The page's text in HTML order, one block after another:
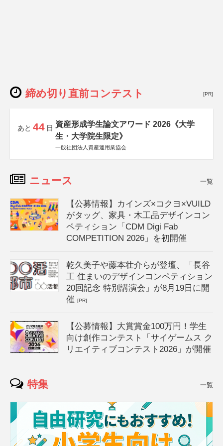
締め切り直前コンテスト [PR]
あと 44 日 資産形成学生論文アワード 2026《大学
生・大学院生限定》
一般社団法人資産運用業協会
ニュース 一覧
【公募情報】カインズ×コクヨ×VUILD
がタッグ、家具・木工品デザインコン
ペティション「CDM Digi Fab
COMPETITION 2026」を初開催
乾久美子や藤本壮介らが登壇、「長谷
工 住まいのデザインコンペティション
20回記念 特別講演会」が8月19日に開
催[PR]
【公募情報】大賞賞金100万円！学生
向け創作コンテスト「サイゲームス ク
リエイティブコンテスト2026」が開催
特集 一覧